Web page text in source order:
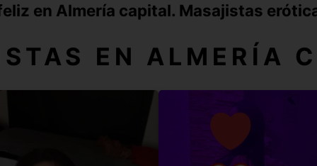
en Almería capital. Masajistas
EN ALMERÍA